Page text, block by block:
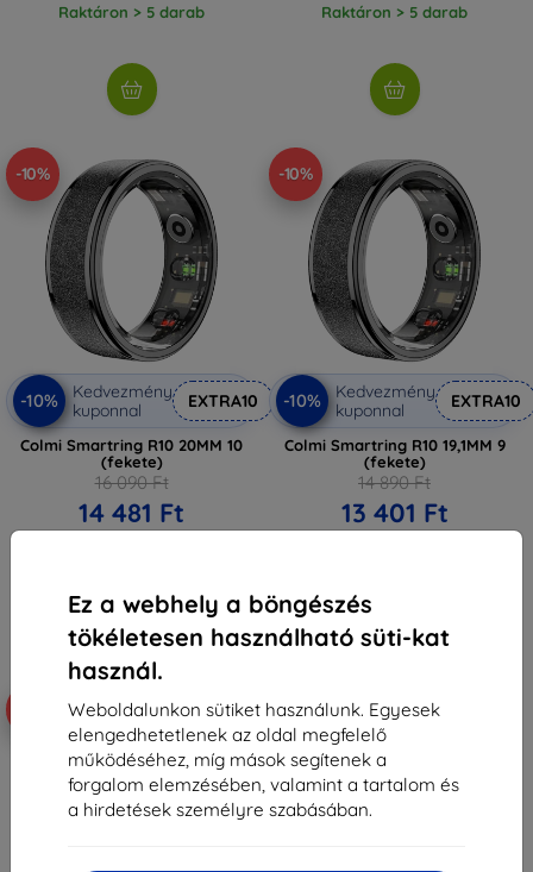
Ez a webhely a böngészés
tökéletesen használható süti-kat
használ.
Weboldalunkon sütiket használunk. Egyesek
elengedhetetlenek az oldal megfelelő
működéséhez, míg mások segítenek a
forgalom elemzésében, valamint a tartalom és
a hirdetések személyre szabásában.
Raktáron > 5 darab Raktáron > 5 darab
-10%
-10%
Kedvezmény
kuponnal
EXTRA10
Colmi Smartring R10 20MM 10
(fekete)
16 090 Ft
14 481 Ft
-10%
-10%
Kedvezmény
kuponnal
EXTRA10
Colmi Smartring R10 19,1MM 9
(fekete)
14 890 Ft
13 401 Ft
-10%